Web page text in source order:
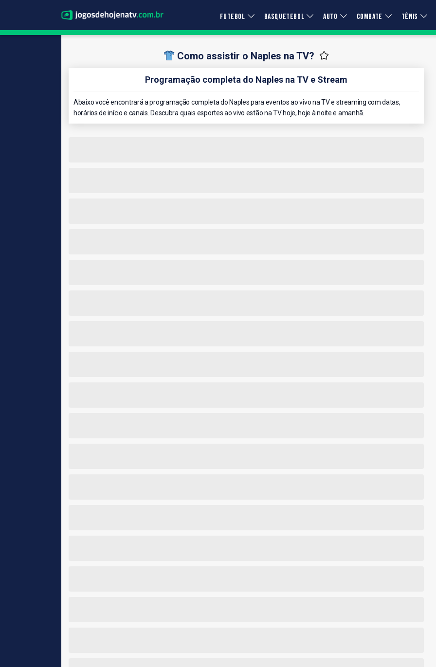
FUTEBOL BASQUETEBOL AUTO COMBATE TÊNIS
Como assistir o Naples na TV?
Programação completa do Naples na TV e Stream
Abaixo você encontrará a programação completa do Naples para eventos ao vivo na TV e streaming com datas,
horários de início e canais. Descubra quais esportes ao vivo estão na TV hoje, hoje à noite e amanhã.